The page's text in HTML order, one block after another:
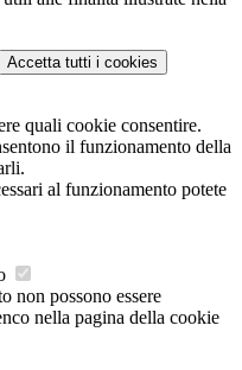
Accetta tutti i cookies
quali cookie consentire.
il funzionamento della
al funzionamento potete
non possono essere
nella pagina della cookie